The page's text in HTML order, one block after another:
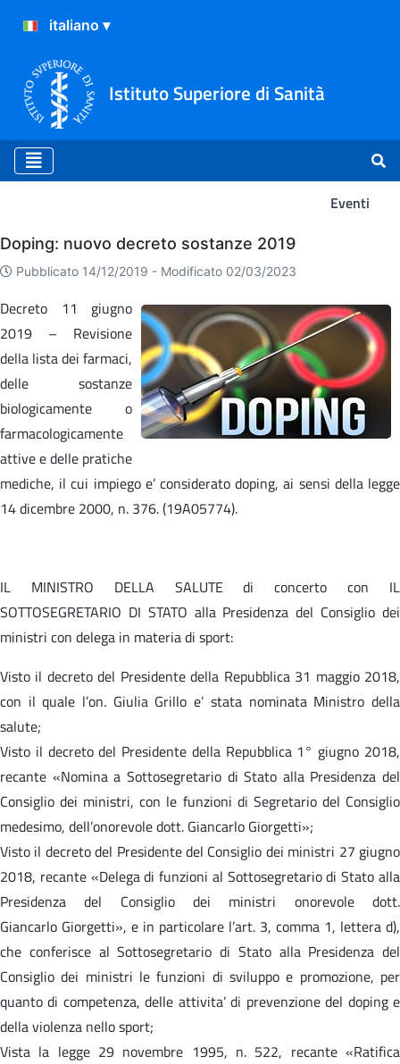
Istituto Superiore di Sanità
Eventi
Eventi
Doping: nuovo decreto sostanze 2019
Pubblicato 14/12/2019 - Modificato 02/03/2023
Decreto 11 giugno
2019 – Revisione
della lista dei farmaci,
delle sostanze
biologicamente o
farmacologicamente
attive e delle pratiche
mediche, il cui impiego e’ considerato doping, ai sensi della legge
14 dicembre 2000, n. 376. (19A05774).
IL MINISTRO DELLA SALUTE di concerto con IL
SOTTOSEGRETARIO DI STATO alla Presidenza del Consiglio dei
ministri con delega in materia di sport:
Visto il decreto del Presidente della Repubblica 31 maggio 2018,
con il quale l’on. Giulia Grillo e’ stata nominata Ministro della
salute;
Visto il decreto del Presidente della Repubblica 1° giugno 2018,
recante «Nomina a Sottosegretario di Stato alla Presidenza del
Consiglio dei ministri, con le funzioni di Segretario del Consiglio
medesimo, dell’onorevole dott. Giancarlo Giorgetti»;
Visto il decreto del Presidente del Consiglio dei ministri 27 giugno
2018, recante «Delega di funzioni al Sottosegretario di Stato alla
Presidenza del Consiglio dei ministri onorevole dott.
Giancarlo Giorgetti», e in particolare l’art. 3, comma 1, lettera d),
che conferisce al Sottosegretario di Stato alla Presidenza del
Consiglio dei ministri le funzioni di sviluppo e promozione, per
quanto di competenza, delle attivita’ di prevenzione del doping e
della violenza nello sport;
Vista la legge 29 novembre 1995, n. 522, recante «Ratifica